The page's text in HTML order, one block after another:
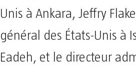
Unis à Ankara, Jeffry
général des États-Unis à
Eadeh, et le directeur